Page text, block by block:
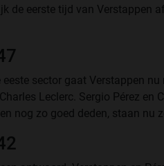
de eerste tijd van Verstappen
sector gaat Verstappen
Leclerc. Sergio Pérez en
nog zo goed deden, staan nu